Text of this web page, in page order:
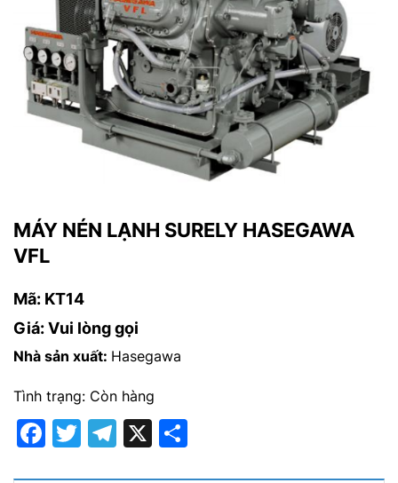
MÁY NÉN LẠNH SURELY HASEGAWA
VFL
Mã: KT14
Giá: Vui lòng gọi
Nhà sản xuất: Hasegawa
Tình trạng: Còn hàng
Facebook
Twitter
Telegram
X